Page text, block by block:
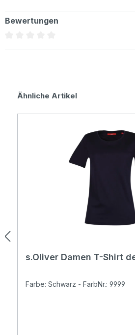
Bewertungen
Produktgalerie überspringen
Ähnliche Artikel
s.Oliver Damen T-Shirt
Farbe: Schwarz - FarbNr.: 9999